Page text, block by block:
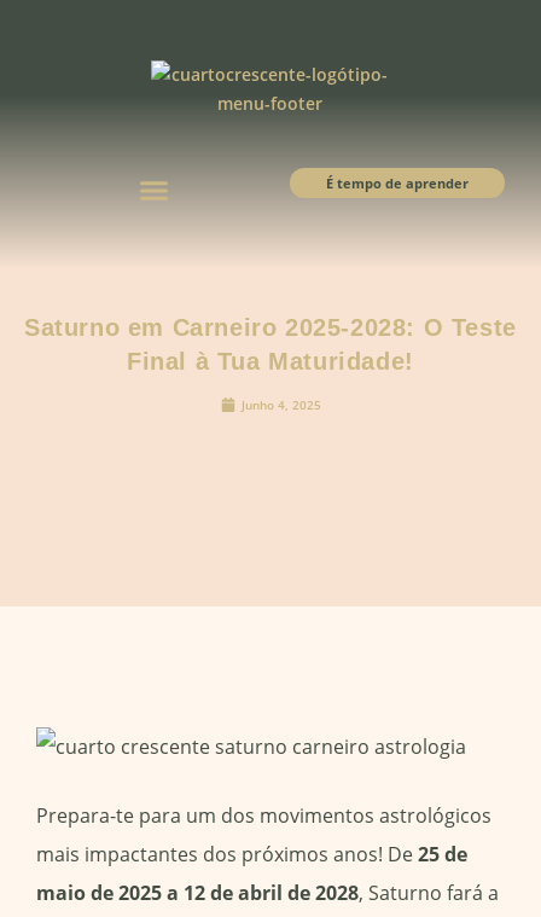
É tempo de aprender
Saturno em Carneiro 2025-2028: O Teste
Final à Tua Maturidade!
Junho 4, 2025
Prepara-te para um dos movimentos astrológicos
mais impactantes dos próximos anos! De25 de
maio de 2025 a 12 de abril de 2028, Saturno fará a